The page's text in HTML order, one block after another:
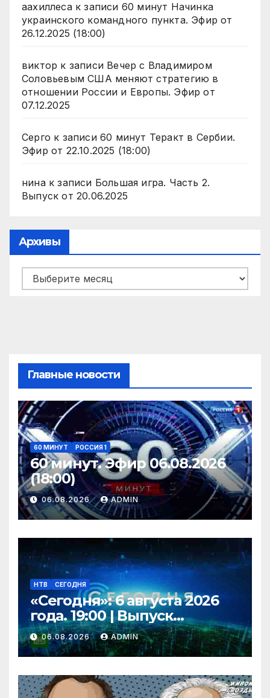
аахиллесак записи 60 минут Начинка
украинского командного пункта. Эфир от
26.12.2025 (18:00)
виктор к записи Вечер с Владимиром
Соловьевым США меняют стратегию в
отношении России и Европы. Эфир от
07.12.2025
Серго к записи 60 минут Теракт в Сербии.
Эфир от 22.10.2025 (18:00)
нинак записи Большая игра. Часть 2.
Выпуск от 20.06.2025
Архивы
Архивы
Главные новости
60 МИНУТ РОССИЯ 1
60 минут. Эфир 06.08.2026
(18:00)
06.08.2026 ADMIN
НТВ СЕГОДНЯ
«Сегодня»: 6 августа 2026
года. 19:00 | Выпуск
новостей | Новости НТВ
06.08.2026 ADMIN